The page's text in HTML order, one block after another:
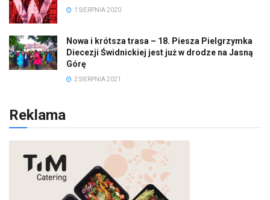
1 SIERPNIA 2020
Nowa i krótsza trasa – 18. Piesza Pielgrzymka
Diecezji Świdnickiej jest już w drodze na Jasną
Górę
2 SIERPNIA 2021
Reklama